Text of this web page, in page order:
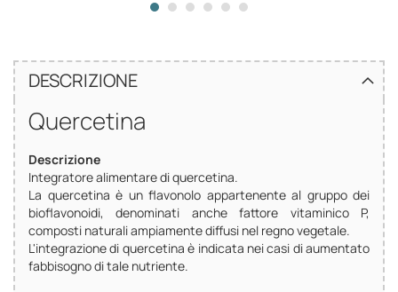
DESCRIZIONE
Quercetina
Descrizione
Integratore alimentare di quercetina.
La quercetina è un flavonolo appartenente al gruppo dei
bioflavonoidi, denominati anche fattore vitaminico P,
composti naturali ampiamente diffusi nel regno vegetale.
L'integrazione di quercetina è indicata nei casi di aumentato
fabbisogno di tale nutriente.